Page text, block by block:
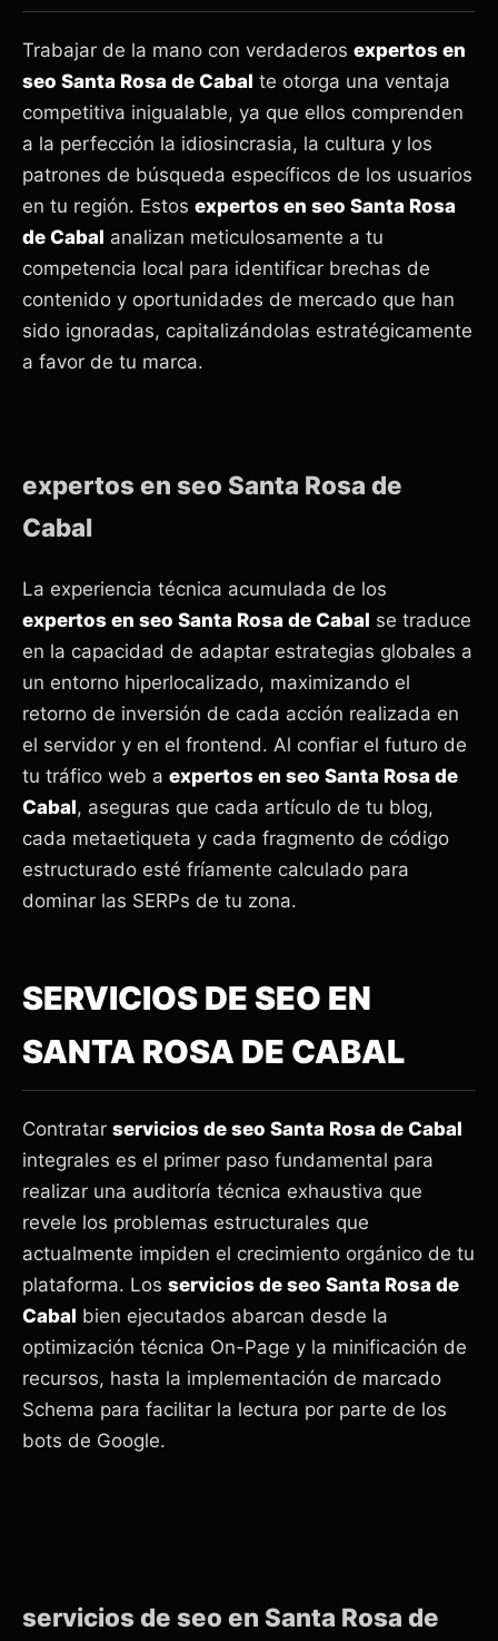
Trabajar de la mano con verdaderos expertos en
seo Santa Rosa de Cabal te otorga una ventaja
competitiva inigualable, ya que ellos comprenden
a la perfección la idiosincrasia, la cultura y los
patrones de búsqueda específicos de los usuarios
en tu región. Estos expertos en seo Santa Rosa
de Cabal analizan meticulosamente a tu
competencia local para identificar brechas de
contenido y oportunidades de mercado que han
sido ignoradas, capitalizándolas estratégicamente
a favor de tu marca.
expertos en seo Santa Rosa de
Cabal
La experiencia técnica acumulada de los
expertos en seo Santa Rosa de Cabal se traduce
en la capacidad de adaptar estrategias globales a
un entorno hiperlocalizado, maximizando el
retorno de inversión de cada acción realizada en
el servidor y en el frontend. Al confiar el futuro de
tu tráfico web a expertos en seo Santa Rosa de
Cabal, aseguras que cada artículo de tu blog,
cada metaetiqueta y cada fragmento de código
estructurado esté fríamente calculado para
dominar las SERPs de tu zona.
SERVICIOS DE SEO EN
SANTA ROSA DE CABAL
Contratar servicios de seo Santa Rosa de Cabal
integrales es el primer paso fundamental para
realizar una auditoría técnica exhaustiva que
revele los problemas estructurales que
actualmente impiden el crecimiento orgánico de tu
plataforma. Los servicios de seo Santa Rosa de
Cabal bien ejecutados abarcan desde la
optimización técnica On-Page y la minificación de
recursos, hasta la implementación de marcado
Schema para facilitar la lectura por parte de los
bots de Google.
servicios de seo en Santa Rosa de